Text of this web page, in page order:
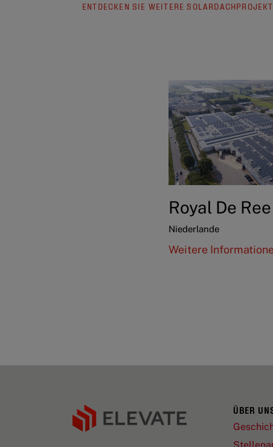
ENTDECKEN SIE WEITERE
Royal De
Niederlande
Weitere
ÜBER